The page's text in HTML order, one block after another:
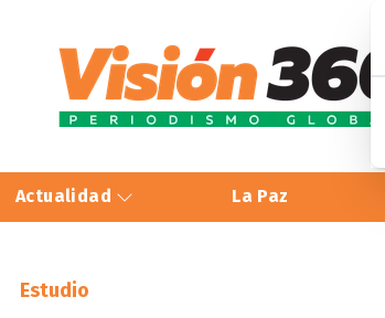
Actualidad La Paz
Estudio